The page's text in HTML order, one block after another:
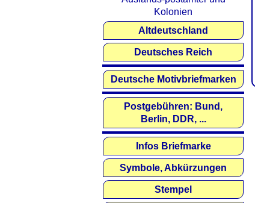
Kolonien
Altdeutschland
Deutsches Reich
Deutsche Motivbriefmarken
Postgebühren: Bund,
Berlin, DDR, ...
Infos Briefmarke
Symbole, Abkürzungen
Stempel